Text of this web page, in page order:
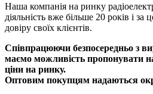
Наша компанія на ринку
діяльність вже більше 20 років і за
довіру своїх клієнтів.
Співпрацюючи безпосередньо з
маємо можливість пропонувати
ціни на ринку.
Оптовим покупцям надаються